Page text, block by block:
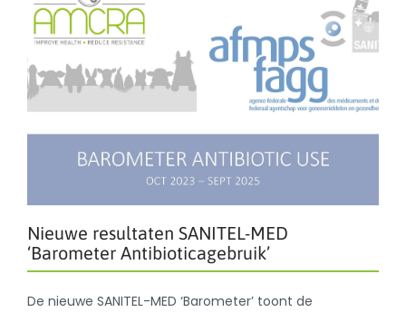
Nieuwe resultaten SANITEL-MED
‘Barometer Antibioticagebruik’
De nieuwe SANITEL-MED ‘Barometer’ toont de